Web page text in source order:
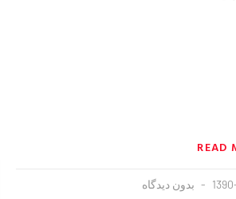
READ
بدون دیدگاه